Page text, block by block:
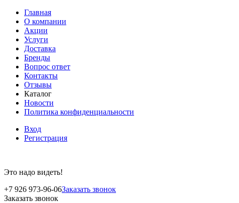
Главная
О компании
Акции
Услуги
Доставка
Бренды
Вопрос ответ
Контакты
Отзывы
Каталог
Новости
Политика конфиденциальности
Вход
Регистрация
Это надо видеть!
+7 926 973-96-06Заказать звонок
Заказать звонок